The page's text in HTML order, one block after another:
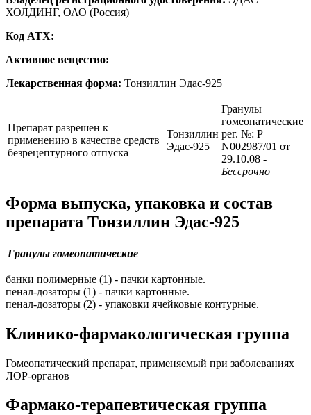
ХОЛДИНГ, ОАО (Россия)
Код ATX:
Активное вещество:
Лекарственная форма: Тонзиллин Эдас-925
Препарат разрешен к
применению в качестве средств
безрецептурного отпуска
Тонзиллин
Эдас-925
Гранулы
гомеопатические
рег. №: Р
N002987/01 от
29.10.08 -
Бессрочно
Форма выпуска, упаковка и состав
препарата Тонзиллин Эдас-925
Гранулы гомеопатические
банки полимерные (1) - пачки картонные.
пенал-дозаторы (1) - пачки картонные.
пенал-дозаторы (2) - упаковки ячейковые контурные.
Клинико-фармакологическая группа
Гомеопатический препарат, применяемый при заболеваниях
ЛОР-органов
Фармако-терапевтическая группа